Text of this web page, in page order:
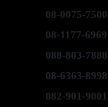
08-0075-7500
08-1177-6969
088-803-7888
08-6363-8998
082-901-9001